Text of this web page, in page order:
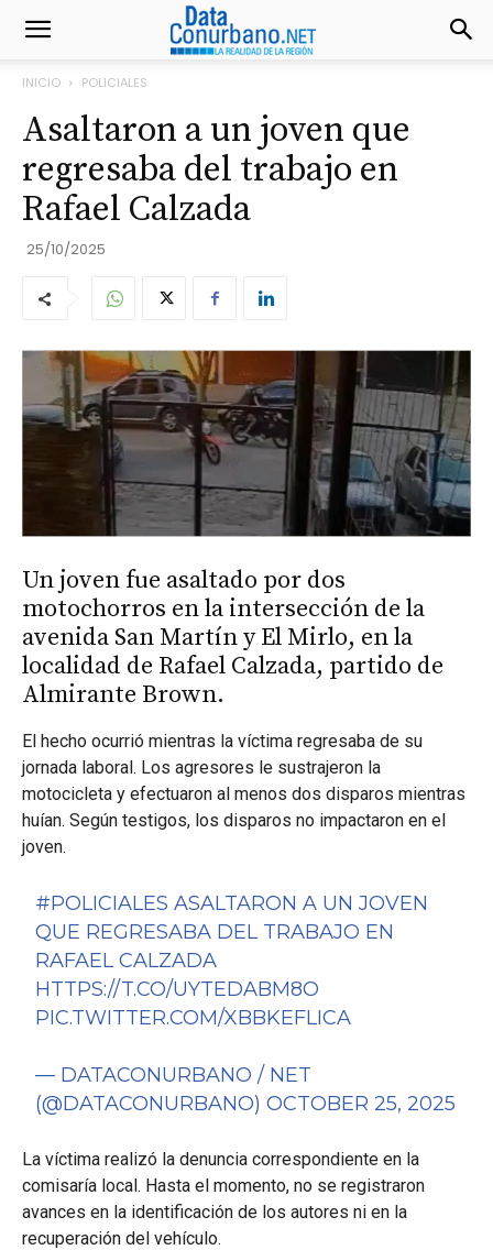
INICIO POLICIALES
Asaltaron a un joven que
regresaba del trabajo en
Rafael Calzada
25/10/2025
Un joven fue asaltado por dos
motochorros en la intersección de la
avenida San Martín y El Mirlo, en la
localidad de Rafael Calzada, partido de
Almirante Brown.
El hecho ocurrió mientras la víctima regresaba de su
jornada laboral. Los agresores le sustrajeron la
motocicleta y efectuaron al menos dos disparos mientras
huían. Según testigos, los disparos no impactaron en el
joven.
#POLICIALES ASALTARON A UN JOVEN
QUE REGRESABA DEL TRABAJO EN
RAFAEL CALZADA
HTTPS://T.CO/UYTEDABM8O
PIC.TWITTER.COM/XBBKEFLICA
— DATACONURBANO / NET
(@DATACONURBANO)OCTOBER 25, 2025
La víctima realizó la denuncia correspondiente en la
comisaría local. Hasta el momento, no se registraron
avances en la identificación de los autores ni en la
recuperación del vehículo.